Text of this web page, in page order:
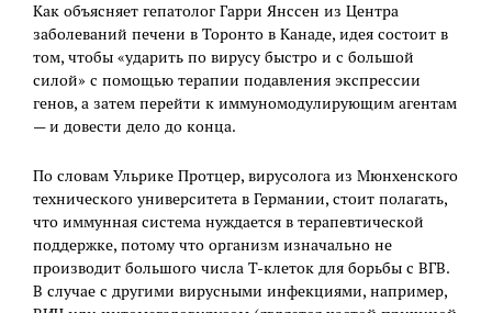
Как объясняет гепатолог Гарри Янссен из Центра
заболеваний печени в Торонто в Канаде, идея состоит в
том, чтобы «ударить по вирусу быстро и с большой
силой» с помощью терапии подавления экспрессии
генов, а затем перейти к иммуномодулирующим агентам
— и довести дело до конца.
По словам Ульрике Протцер, вирусолога из Мюнхенского
технического университета в Германии, стоит полагать,
что иммунная система нуждается в терапевтической
поддержке, потому что организм изначально не
производит большого числа Т-клеток для борьбы с ВГВ.
В случае с другими вирусными инфекциями, например,